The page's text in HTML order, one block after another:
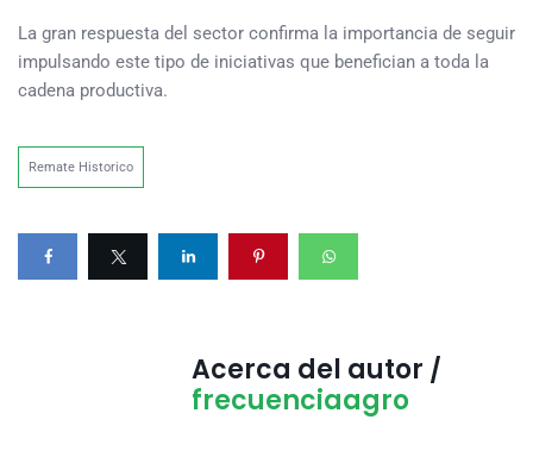
La gran respuesta del sector confirma la importancia de seguir
impulsando este tipo de iniciativas que benefician a toda la
cadena productiva.
Remate Historico
Acerca del autor /
frecuenciaagro